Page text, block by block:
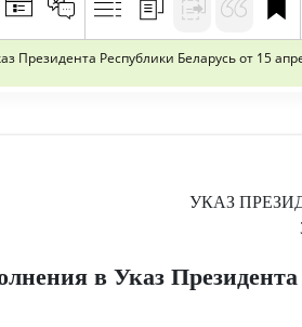
Президента Республики Беларусь от 15
УКАЗ
в Указ